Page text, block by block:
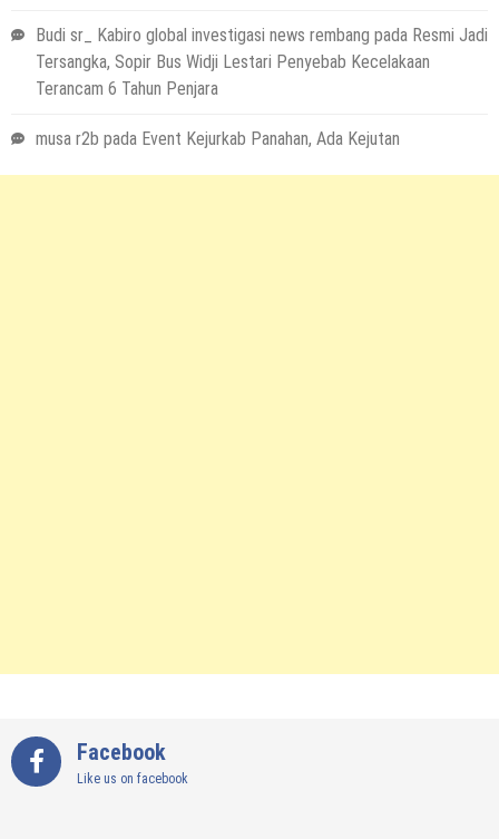
Budi sr_ Kabiro global investigasi news rembang pada Resmi Jadi
Tersangka, Sopir Bus Widji Lestari Penyebab Kecelakaan
Terancam 6 Tahun Penjara
musa r2b pada Event Kejurkab Panahan, Ada Kejutan
Facebook
Like us on facebook